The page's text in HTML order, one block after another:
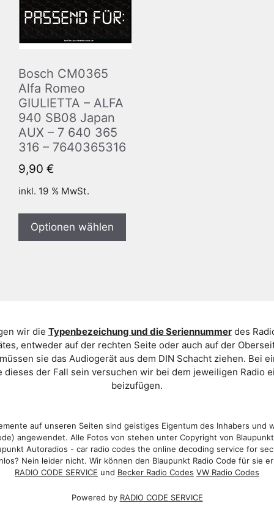
Bosch CM0365
Alfa Romeo
GIULIETTA – ALFA
940 SB08 Japan
AUX – 7 640 365
316 – 7640365316
9,90 €
inkl. 19 % MwSt.
Optionen wählen
wir die Typenbezeichung und die Seriennummerdes
entweder auf der rechten Seite oder auch auf der
sie das Audiogerät aus dem DIN Schacht ziehen. Bei
der Fall sein versuchen wir bei dem jeweiligen Radio
beizufügen.
auf unseren Seiten sind geistiges Eigentum des Inhabers und
angewendet. Alle Fotos von stehen unter Copyright von
Autoradios - car radio codes the online decoding service for
Nein leider nicht. Wir können den Blaupunkt Radio Code für sie
RADIO CODE SERVICE und Becker Radio Codes VW Radio Codes
Powered by RADIO CODE SERVICE